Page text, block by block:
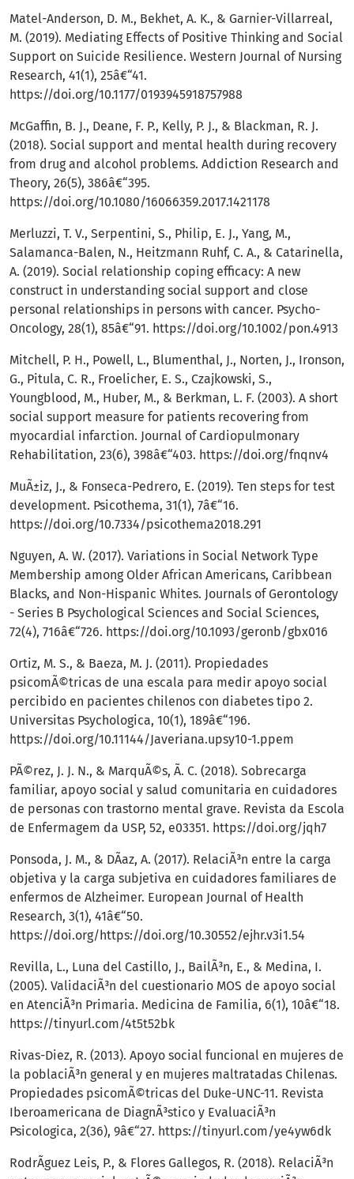
Matel-Anderson, D. M., Bekhet, A. K., & Garnier-Villarreal,
M. (2019). Mediating Effects of Positive Thinking and Social
Support on Suicide Resilience. Western Journal of Nursing
Research, 41(1), 25â€“41.
https://doi.org/10.1177/0193945918757988
McGaffin, B. J., Deane, F. P., Kelly, P. J., & Blackman, R. J.
(2018). Social support and mental health during recovery
from drug and alcohol problems. Addiction Research and
Theory, 26(5), 386â€“395.
https://doi.org/10.1080/16066359.2017.1421178
Merluzzi, T. V., Serpentini, S., Philip, E. J., Yang, M.,
Salamanca-Balen, N., Heitzmann Ruhf, C. A., & Catarinella,
A. (2019). Social relationship coping efficacy: A new
construct in understanding social support and close
personal relationships in persons with cancer. Psycho-
Oncology, 28(1), 85â€“91. https://doi.org/10.1002/pon.4913
Mitchell, P. H., Powell, L., Blumenthal, J., Norten, J., Ironson,
G., Pitula, C. R., Froelicher, E. S., Czajkowski, S.,
Youngblood, M., Huber, M., & Berkman, L. F. (2003). A short
social support measure for patients recovering from
myocardial infarction. Journal of Cardiopulmonary
Rehabilitation, 23(6), 398â€“403. https://doi.org/fnqnv4
MuÃ±iz, J., & Fonseca-Pedrero, E. (2019). Ten steps for test
development. Psicothema, 31(1), 7â€“16.
https://doi.org/10.7334/psicothema2018.291
Nguyen, A. W. (2017). Variations in Social Network Type
Membership among Older African Americans, Caribbean
Blacks, and Non-Hispanic Whites. Journals of Gerontology
- Series B Psychological Sciences and Social Sciences,
72(4), 716â€“726. https://doi.org/10.1093/geronb/gbx016
Ortiz, M. S., & Baeza, M. J. (2011). Propiedades
psicomÃ©tricas de una escala para medir apoyo social
percibido en pacientes chilenos con diabetes tipo 2.
Universitas Psychologica, 10(1), 189â€“196.
https://doi.org/10.11144/Javeriana.upsy10-1.ppem
PÃ©rez, J. J. N., & MarquÃ©s, Ã. C. (2018). Sobrecarga
familiar, apoyo social y salud comunitaria en cuidadores
de personas con trastorno mental grave. Revista da Escola
de Enfermagem da USP, 52, e03351. https://doi.org/jqh7
Ponsoda, J. M., & DÃ­az, A. (2017). RelaciÃ³n entre la carga
objetiva y la carga subjetiva en cuidadores familiares de
enfermos de Alzheimer. European Journal of Health
Research, 3(1), 41â€“50.
https://doi.org/https://doi.org/10.30552/ejhr.v3i1.54
Revilla, L., Luna del Castillo, J., BailÃ³n, E., & Medina, I.
(2005). ValidaciÃ³n del cuestionario MOS de apoyo social
en AtenciÃ³n Primaria. Medicina de Familia, 6(1), 10â€“18.
https://tinyurl.com/4t5t52bk
Rivas-Diez, R. (2013). Apoyo social funcional en mujeres de
la poblaciÃ³n general y en mujeres maltratadas Chilenas.
Propiedades psicomÃ©tricas del Duke-UNC-11. Revista
Iberoamericana de DiagnÃ³stico y EvaluaciÃ³n
Psicologica, 2(36), 9â€“27. https://tinyurl.com/ye4yw6dk
RodrÃ­guez Leis, P., & Flores Gallegos, R. (2018). RelaciÃ³n